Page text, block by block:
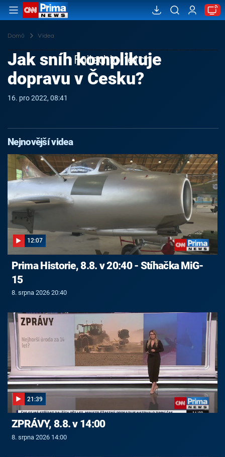
Domů Videa
Failed to fetch
Jak sníh komplikuje
dopravu v Česku?
16. pro 2022, 08:41
Nejnovější videa
12:07
Prima Historie, 8.8. v 20:40 - Stíhačka MiG-
15
8. srpna 2026 20:40
21:39
ZPRÁVY, 8.8. v 14:00
8. srpna 2026 14:00